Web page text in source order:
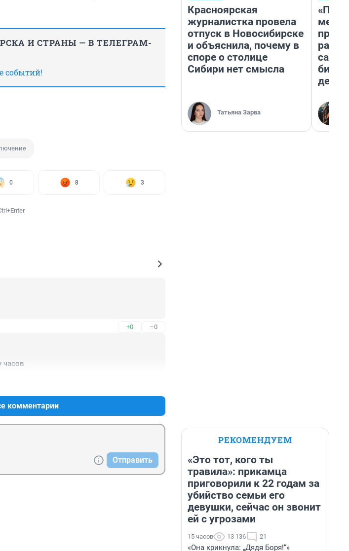
И СТРАНЫ — В ТЕЛЕГРАМ-
событий!
0 8 3
+0 –0
часов
комментарии
Отправить
Красноярская
журналистка провела
отпуск в Новосибирске
и объяснила, почему в
споре о столице
Сибири нет смысла
Татьяна Зарва
РЕКОМЕНДУЕМ
«Это тот, кого ты
травила»: прикамца
приговорили к 22 годам за
убийство семьи его
девушки, сейчас он звонит
ей с угрозами
15 часов 13 136 21
«Она крикнула: „Дядя Боря!“»